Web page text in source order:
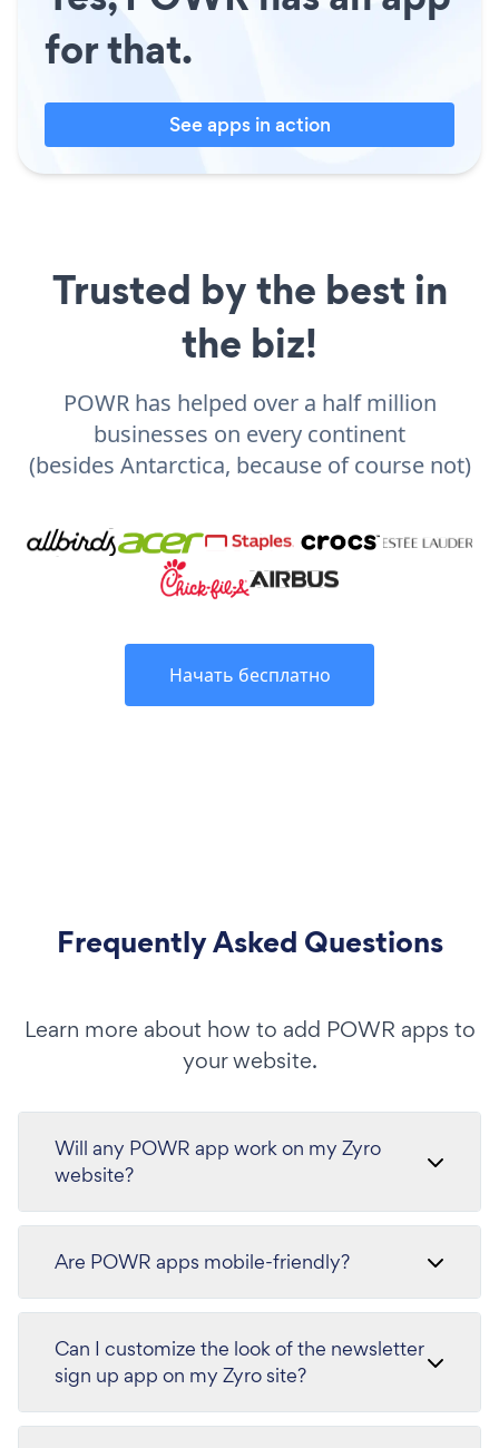
for that.
See apps in action
Trusted by the best in
the biz!
POWR has helped over a half million
businesses on every continent
(besides Antarctica, because of course not)
Начать бесплатно
Frequently Asked Questions
Learn more about how to add POWR apps to
your website.
Will any POWR app work on my Zyro
website?
Are POWR apps mobile-friendly?
Can I customize the look of the newsletter
sign up app on my Zyro site?